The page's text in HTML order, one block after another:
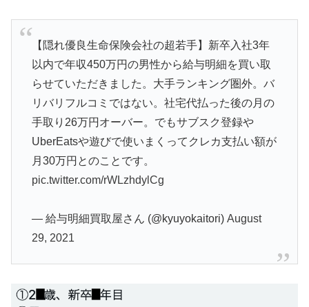
【隠れ優良生命保険会社の超若手】新卒入社3年
以内で年収450万円の男性から給与明細を買い取
らせていただきました。大手ランキング圏外。バ
リバリフルコミではない。社宅代払った後の月の
手取り26万円オーバー。でもサブスク登録や
UberEatsや遊びで使いまくってクレカ支払い額が
月30万円とのことです。
pic.twitter.com/rWLzhdylCg
— 給与明細買取屋さん (@kyuyokaitori) August
29, 2021